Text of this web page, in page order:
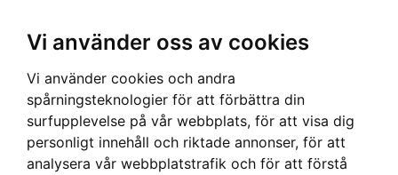
Vi använder oss av cookies
Vi använder cookies och andra
spårningsteknologier för att förbättra din
surfupplevelse på vår webbplats, för att visa dig
personligt innehåll och riktade annonser, för att
analysera vår webbplatstrafik och för att förstå
Hem ›SKYDDSHJÄLMAR›HÖGHÖJDSHJÄLMAR
Superplasma PL HI Viz Röd